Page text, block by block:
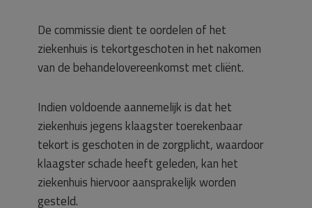
De commissie dient te oordelen of het
ziekenhuis is tekortgeschoten in het nakomen
van de behandelovereenkomst met cliënt.
Indien voldoende aannemelijk is dat het
ziekenhuis jegens klaagster toerekenbaar
tekort is geschoten in de zorgplicht, waardoor
klaagster schade heeft geleden, kan het
ziekenhuis hiervoor aansprakelijk worden
gesteld.